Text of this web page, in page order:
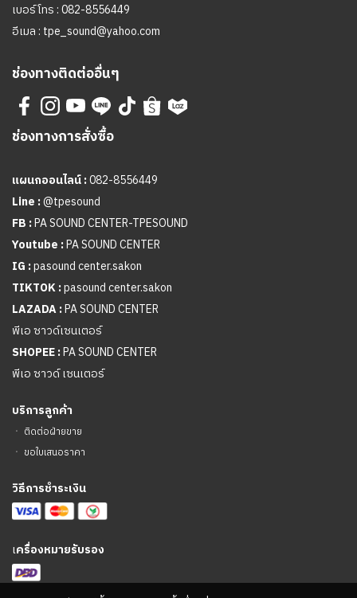
เบอร์โทร :082-8556449
อีเมล : tpe_sound@yahoo.com
ช่องทางติดต่ออื่นๆ
ช่องทางการสั่งซื้อ
แผนกออนไลน์ :082-8556449
Line :@tpesound
FB :PA SOUND CENTER-TPESOUND
Youtube :PA SOUND CENTER
IG :pasound center.sakon
TIKTOK :pasound center.sakon
LAZADA :PA SOUND CENTER
พีเอ ซาวด์เซนเตอร์
SHOPEE :PA SOUND CENTER
พีเอ ซาวด์ เซนเตอร์
บริการลูกค้า
ㆍ ติดต่อฝ่ายขาย
ㆍ ขอใบเสนอราคา
วิธีการชำระเงิน
เครื่องหมายรับรอง